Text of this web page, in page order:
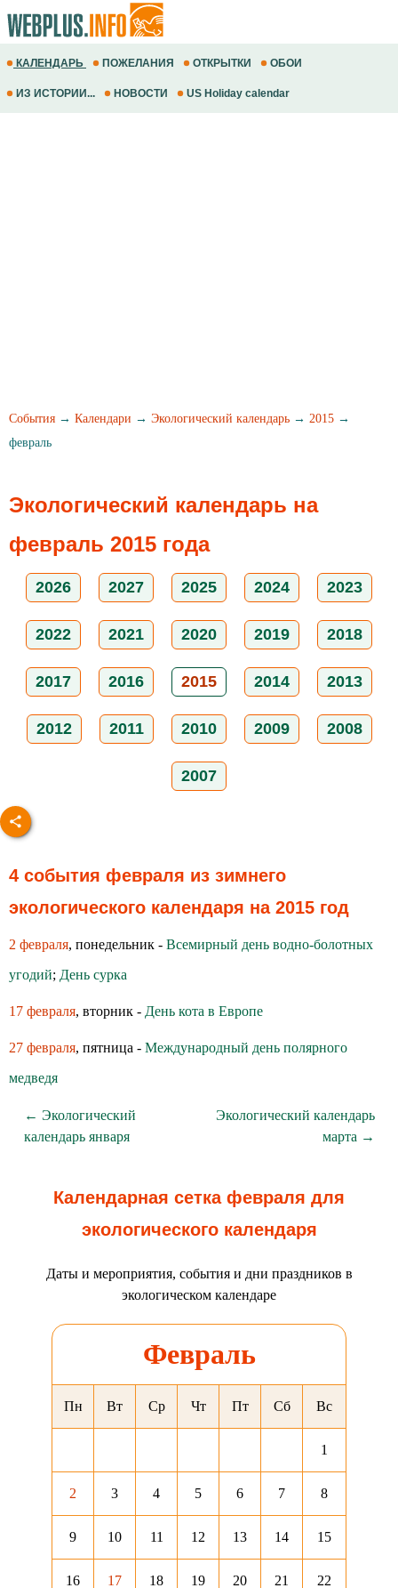
КАЛЕНДАРЬ ПОЖЕЛАНИЯ ОТКРЫТКИ ОБОИ
ИЗ ИСТОРИИ... НОВОСТИ US Holiday calendar
События → Календари → Экологический календарь → 2015 →
февраль
Экологический календарь на
февраль 2015 года
2026 2027 2025 2024 2023
2022 2021 2020 2019 2018
2017 2016 2015 2014 2013
2012 2011 2010 2009 2008
2007
4 события февраля из зимнего
экологического календаря на 2015 год
2 февраля, понедельник - Всемирный день водно-болотных
угодий; День сурка
17 февраля, вторник - День кота в Европе
27 февраля, пятница - Международный день полярного
медведя
← Экологический
календарь января
Экологический календарь
марта →
Календарная сетка февраля для
экологического календаря
Даты и мероприятия, события и дни праздников в
экологическом календаре
Февраль
Пн Вт Ср Чт Пт Сб Вс
1
2 3 4 5 6 7 8
9 10 11 12 13 14 15
16 17 18 19 20 21 22